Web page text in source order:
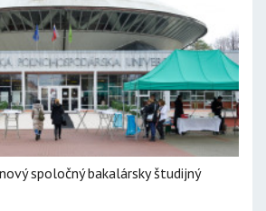
spoločný bakalársky študijný